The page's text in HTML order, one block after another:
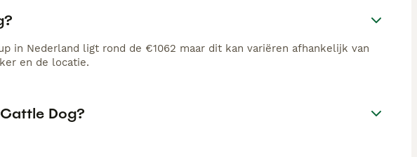
in Nederland ligt rond de €1062 maar dit kan variëren afhankelijk van
en de locatie.
Dog?